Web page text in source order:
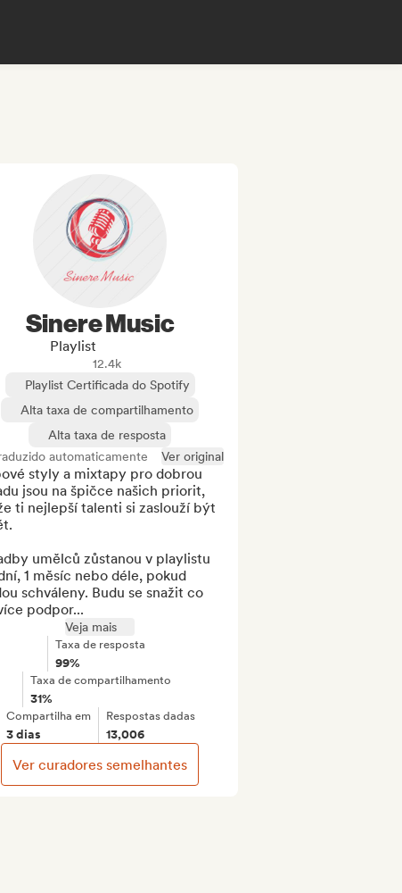
Sinere Music
Playlist
12.4k
Playlist Certificada do Spotify
Alta taxa de compartilhamento
Alta taxa de resposta
automaticamente
Ver original
styly a mixtapy pro dobrou
jsou na špičce našich priorit,
ti nejlepší talenti si zaslouží být
umělců zůstanou v playlistu
1 měsíc nebo déle, pokud
schváleny. Budu se snažit co
podpor...
Veja mais
Taxa de resposta
99%
Taxa de compartilhamento
31%
Compartilha em
3 dias
Respostas dadas
13,006
Ver curadores semelhantes